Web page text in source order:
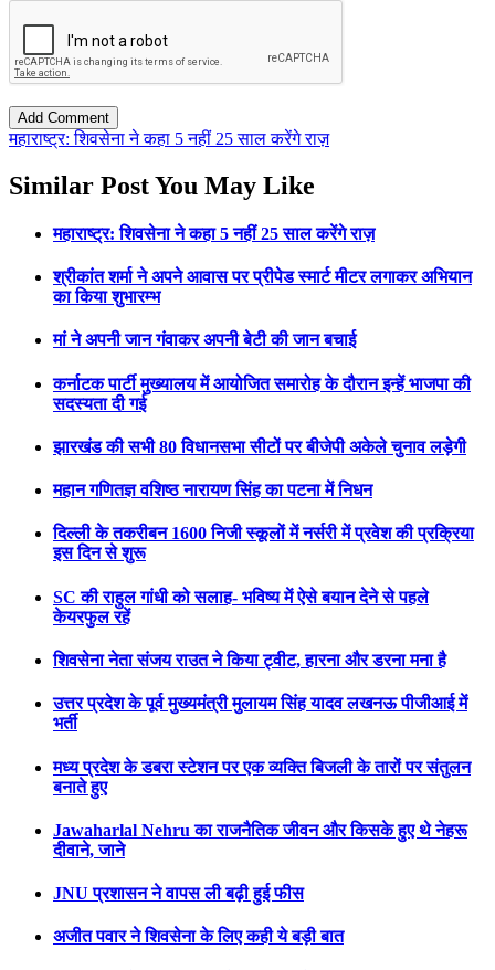
महाराष्ट्र: शिवसेना ने कहा 5 नहीं 25 साल करेंगे राज़
Similar Post You May Like
महाराष्ट्र: शिवसेना ने कहा 5 नहीं 25 साल करेंगे राज़
श्रीकांत शर्मा ने अपने आवास पर प्रीपेड स्मार्ट मीटर लगाकर अभियान
का किया शुभारम्भ
मां ने अपनी जान गंवाकर अपनी बेटी की जान बचाई
कर्नाटक पार्टी मुख्यालय में आयोजित समारोह के दौरान इन्हें भाजपा की
सदस्यता दी गई
झारखंड की सभी 80 विधानसभा सीटों पर बीजेपी अकेले चुनाव लड़ेगी
महान गणितज्ञ वशिष्ठ नारायण सिंह का पटना में निधन
दिल्ली के तकरीबन 1600 निजी स्कूलों में नर्सरी में प्रवेश की प्रक्रिया
इस दिन से शुरू
SC की राहुल गांधी को सलाह- भविष्य में ऐसे बयान देने से पहले
केयरफुल रहें
शिवसेना नेता संजय राउत ने किया ट्वीट, हारना और डरना मना है
उत्तर प्रदेश के पूर्व मुख्यमंत्री मुलायम सिंह यादव लखनऊ पीजीआई में
भर्ती
मध्य प्रदेश के डबरा स्टेशन पर एक व्यक्ति बिजली के तारों पर संतुलन
बनाते हुए
Jawaharlal Nehru का राजनैतिक जीवन और किसके हुए थे नेहरू
दीवाने, जाने
JNU प्रशासन ने वापस ली बढ़ी हुई फीस
अजीत पवार ने शिवसेना के लिए कही ये बड़ी बात